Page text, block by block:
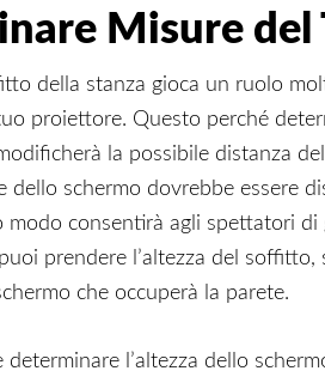
Misure del
della stanza gioca un ruolo
proiettore. Questo perché
la possibile distanza
dello schermo dovrebbe essere
modo consentirà agli spettatori
prendere l’altezza del
che occuperà la parete.
determinare l’altezza dello